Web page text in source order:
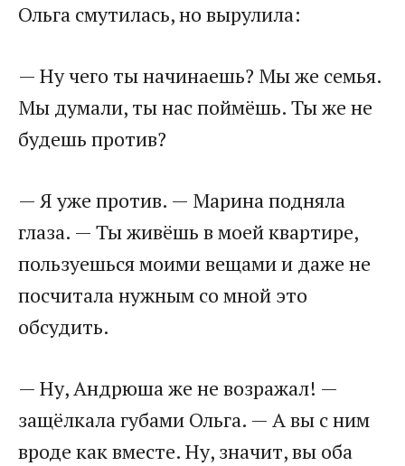
Ольга смутилась, но вырулила:
— Ну чего ты начинаешь? Мы же семья.
Мы думали, ты нас поймёшь. Ты же не
будешь против?
— Я уже против. — Марина подняла
глаза. — Ты живёшь в моей квартире,
пользуешься моими вещами и даже не
посчитала нужным со мной это
обсудить.
— Ну, Андрюша же не возражал! —
защёлкала губами Ольга. — А вы с ним
вроде как вместе. Ну, значит, вы оба